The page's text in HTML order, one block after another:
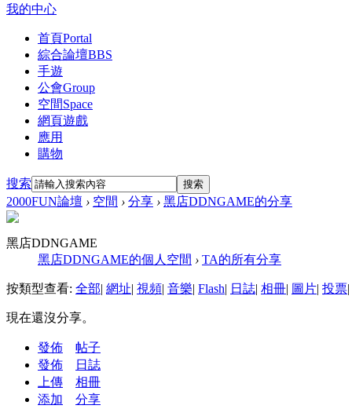
我的中心
首頁Portal
綜合論壇BBS
手遊
公會Group
空間Space
網頁遊戲
應用
購物
搜索 搜索
2000FUN論壇 › 空間 › 分享 › 黑店DDNGAME的分享
黑店DDNGAME
黑店DDNGAME的個人空間 › TA的所有分享
按類型查看: 全部| 網址| 視頻| 音樂| Flash| 日誌| 相冊| 圖片| 投票|
現在還沒分享。
發佈
帖子
發佈
日誌
上傳
相冊
添加
分享